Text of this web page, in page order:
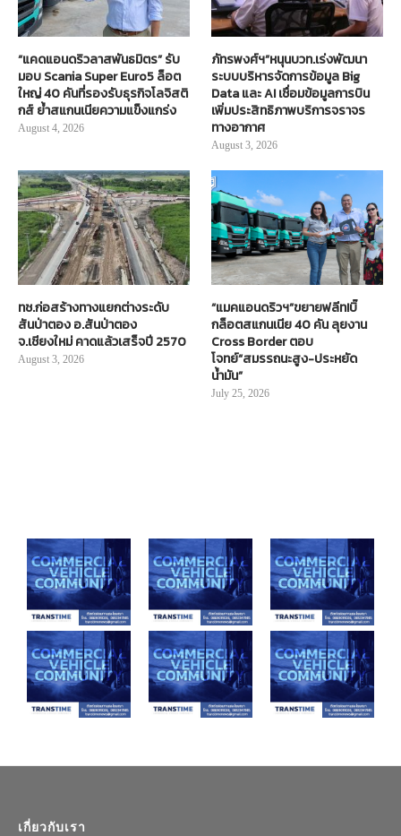
“แคดแอนดริวลาสพันธมิตร” รับ
มอบ Scania Super Euro5 ล็อต
ใหญ่ 40 คันที่รองรับธุรกิจโลจิสติ
กส์ ย้ำสแกนเนียความแข็งแกร่ง
August 4, 2026
ภัทรพงศ์ฯ”หนุนบวท.เร่งพัฒนา
ระบบบริหารจัดการข้อมูล Big
Data และ AI เชื่อมข้อมูลการบิน
เพิ่มประสิทธิภาพบริการจราจร
ทางอากาศ
August 3, 2026
ทช.ก่อสร้างทางแยกต่างระดับ
สันป่าตอง อ.สันป่าตอง
จ.เชียงใหม่ คาดแล้วเสร็จปี 2570
August 3, 2026
“แมคแอนดริวฯ”ขยายฟลีท!บิ๊
กล็อตสแกนเนีย 40 คัน ลุยงาน
Cross Border ตอบ
โจทย์“สมรรถนะสูง-ประหยัด
น้ำมัน”
July 25, 2026
เกี่ยวกับเรา